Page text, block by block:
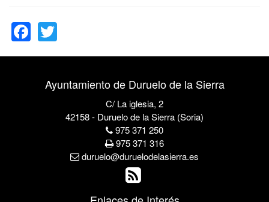
Facebook
Ayuntamiento de Duruelo de la Sierra
C/ La iglesia, 2
42158 - Duruelo de la Sierra (Soria)
975 371 250
975 371 316
duruelo@duruelodelasierra.es